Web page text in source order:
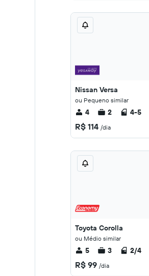
Nissan Versa
ou Pequeno similar
4 2 4-5
R$ 114 /dia
Toyota Corolla
ou Médio similar
5 3 2/4
R$ 99 /dia